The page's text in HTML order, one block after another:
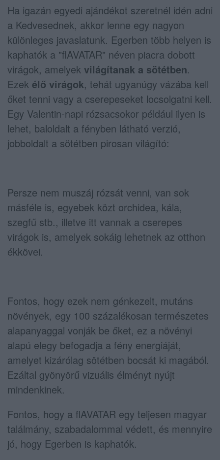
Ha igazán egyedi ajándékot szeretnél idén adni
a Kedvesednek, akkor lenne egy nagyon
különleges javaslatunk. Egerben több helyen is
kaphatók a "flAVATAR" néven piacra dobott
virágok, amelyek világítanak a sötétben.
Ezek élő virágok, tehát ugyanúgy vázába kell
őket tenni vagy a cserepeseket locsolgatni kell.
Egy Valentin-napi rózsacsokor például ilyen is
lehet, baloldalt a fényben látható verzió,
jobboldalt a sötétben pirosan világító:
Persze nem muszáj rózsát venni, van sok
másféle is, egyebek közt orchidea, kála,
szegfű stb., illetve itt vannak a cserepes
virágok is, amelyek sokáig lehetnek az otthon
ékkövei.
Fontos, hogy ezek nem génkezelt, mutáns
növények, egy 100 százalékosan természetes
alapanyaggal vonják be őket, ez a növényi
alapú elegy befogadja a fény energiáját,
amelyet kizárólag sötétben bocsát ki magából.
Ezáltal gyönyörű vizuális élményt nyújt
mindenkinek.
Fontos, hogy a flAVATAR egy teljesen magyar
találmány, szabadalommal védett, és mennyire
jó, hogy Egerben is kaphatók.